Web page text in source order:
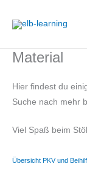
Inhalt
Material
Hier findest du
Suche nach mehr
Viel Spaß beim
Übersicht PKV und